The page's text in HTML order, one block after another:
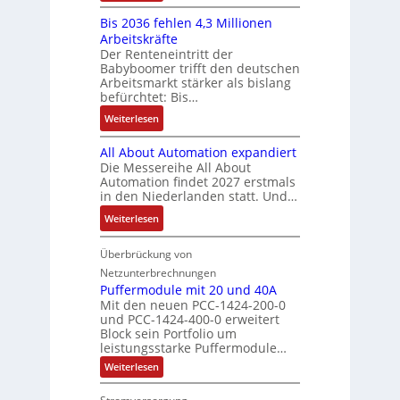
a
h
m
e
,
g
e
p
ä
g
t
d
u
r
d
a
s
A
u
s
s
e
m
e
ü
h
r
e
r
z
u
m
V
o
r
s
t
a
d
d
e
s
V
D
M
A
E
r
g
e
b
n
i
s
s
e
b
e
s
t
ä
t
i
g
e
n
J
a
b
s
-
u
n
d
M
a
r
k
e
t
n
e
i
t
e
r
b
e
K
I
b
r
a
u
c
h
t
S
t
r
u
k
u
r
Bis 2036 fehlen 4,3 Millionen
Arbeitskräfte
Der Renteneintritt der
Babyboomer trifft den deutschen
Arbeitsmarkt stärker als bislang
befürchtet: Bis…
Weiterlesen:
B
i
s
2
0
3
6
f
e
h
l
e
n
4
,
All About Automation expandiert
Die Messereihe All About
Automation findet 2027 erstmals
in den Niederlanden statt. Und…
Weiterlesen:
A
l
A
b
o
u
t
A
u
Überbrückung von
Netzunterbrechnungen
Puffermodule mit 20 und 40A
Mit den neuen PCC-1424-200-0
und PCC-1424-400-0 erweitert
Block sein Portfolio um
leistungsstarke Puffermodule…
Weiterlesen:
P